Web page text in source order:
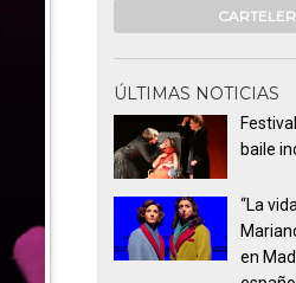
ÚLTIMAS NOTICIAS
baile
“La
en